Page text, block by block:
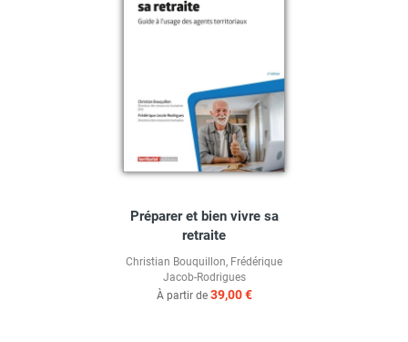
Préparer et bien vivre sa
retraite
Christian Bouquillon, Frédérique
Jacob-Rodrigues
À partir de 39,00 €